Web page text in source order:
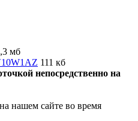
мб
111 кб
непосредственно на
нашем сайте во время